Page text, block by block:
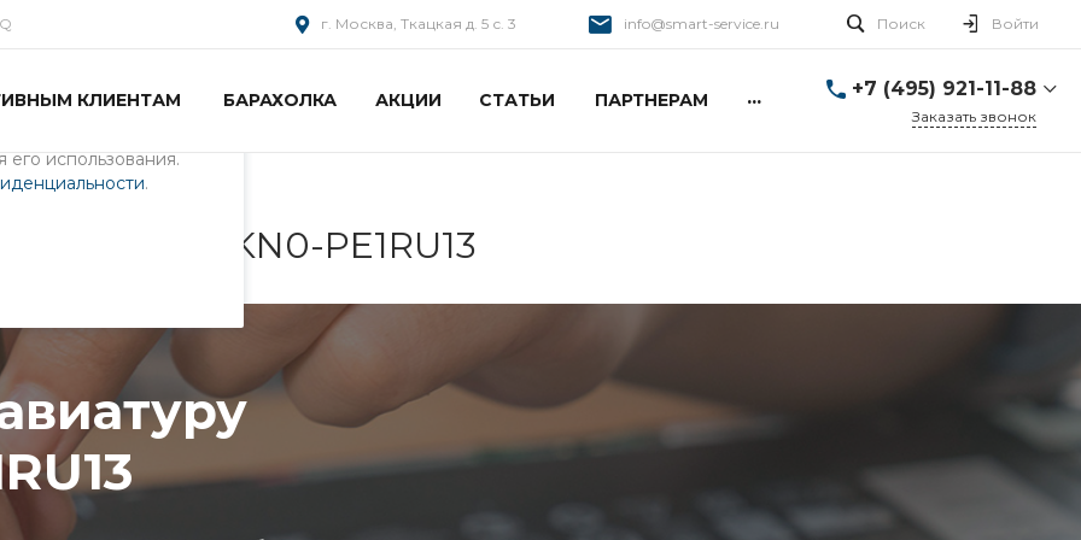
и
использования.
.
г. Москва, Ткацкая д. 5 с. 3 info@smart-service.ru Поиск Войти
КЛИЕНТАМ БАРАХОЛКА АКЦИИ СТАТЬИ ПАРТНЕРАМ ... +7 (495) 921-11-88
Заказать звонок
0KN0-PE1RU13